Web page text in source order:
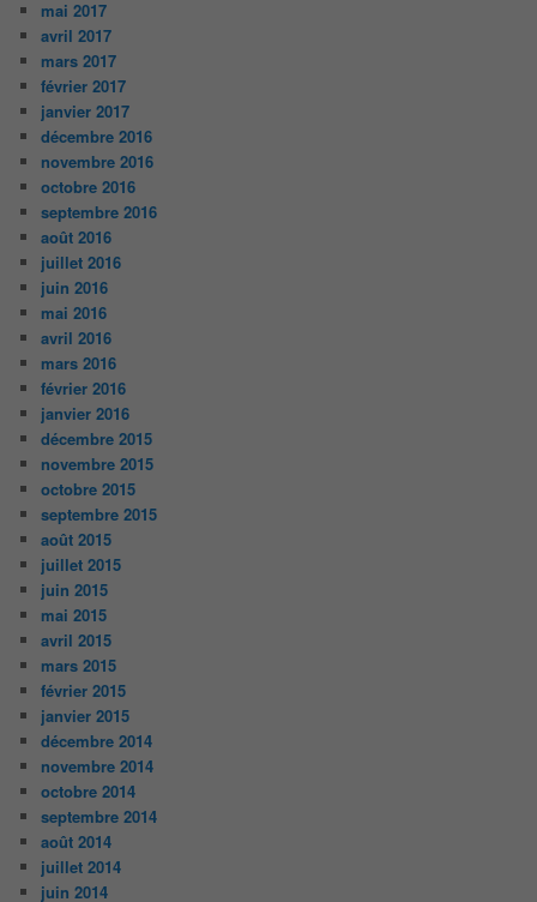
mai 2017
avril 2017
mars 2017
février 2017
janvier 2017
décembre 2016
novembre 2016
octobre 2016
septembre 2016
août 2016
juillet 2016
juin 2016
mai 2016
avril 2016
mars 2016
février 2016
janvier 2016
décembre 2015
novembre 2015
octobre 2015
septembre 2015
août 2015
juillet 2015
juin 2015
mai 2015
avril 2015
mars 2015
février 2015
janvier 2015
décembre 2014
novembre 2014
octobre 2014
septembre 2014
août 2014
juillet 2014
juin 2014